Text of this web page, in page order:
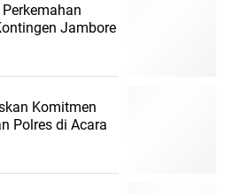
Jambore
Komitmen
Polres di Acara